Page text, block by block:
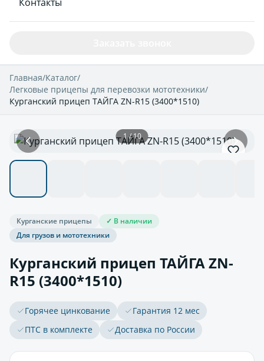
Главная/Каталог/
Легковые прицепы для перевозки мототехники/
Курганский прицеп ТАЙГА ZN-R15 (3400*1510)
1 / 10
Курганские прицепы
✓ В наличии
Для грузов и мототехники
Курганский прицеп ТАЙГА ZN-
R15 (3400*1510)
Горячее цинкование
Гарантия 12 мес
ПТС в комплекте
Доставка по России